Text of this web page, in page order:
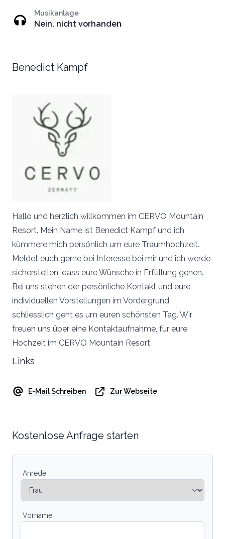
Musikanlage
Nein, nicht vorhanden
Benedict Kampf
Hallo und herzlich willkommen im CERVO Mountain
Resort. Mein Name ist Benedict Kampf und ich
kümmere mich persönlich um eure Traumhochzeit.
Meldet euch gerne bei Interesse bei mir und ich werde
sicherstellen, dass eure Wünsche in Erfüllung gehen.
Bei uns stehen der persönliche Kontakt und eure
individuellen Vorstellungen im Vordergrund,
schliesslich geht es um euren schönsten Tag. Wir
freuen uns über eine Kontaktaufnahme, für eure
Hochzeit im CERVO Mountain Resort.
Links
E-Mail Schreiben Zur Webseite
Kostenlose Anfrage starten
Anrede
Vorname